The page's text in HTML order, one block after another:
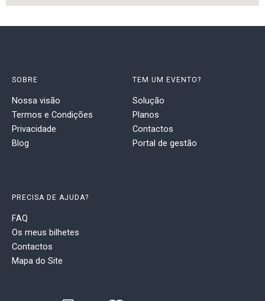
SOBRE
Nossa visão
Termos e Condições
Privacidade
Blog
TEM UM EVENTO?
Solução
Planos
Contactos
Portal de gestão
PRECISA DE AJUDA?
FAQ
Os meus bilhetes
Contactos
Mapa do Site